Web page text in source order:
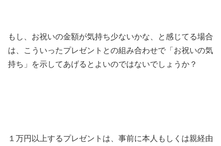
もし、お祝いの金額が気持ち少ないかな、と感じてる場合
は、こういったプレゼントとの組み合わせで「お祝いの気
持ち」を示してあげるとよいのではないでしょうか？
１万円以上するプレゼントは、事前に本人もしくは親経由